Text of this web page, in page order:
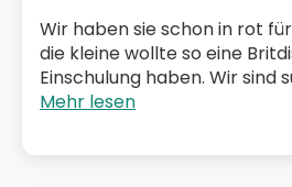
Wir haben sie schon in rot
die kleine wollte so eine
Einschulung haben. Wir sind
Mehr lesen